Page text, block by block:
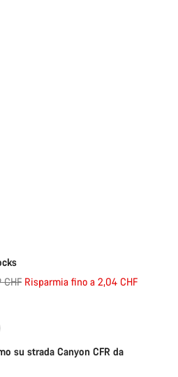
CHF Risparmia fino a 2,04 CHF
Selezione rapida
su strada Canyon CFR da